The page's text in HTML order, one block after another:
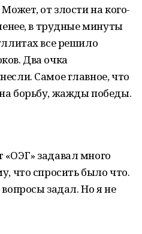
от злости на кого-
в трудные минуты
все решило
Два очка
Самое главное, что
борьбу, жажды победы.
задавал много
что спросить было что.
задал. Но я не